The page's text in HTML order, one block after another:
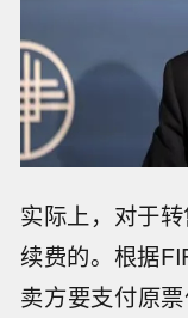
实际上，对于
续费的。根据
卖方要支付原